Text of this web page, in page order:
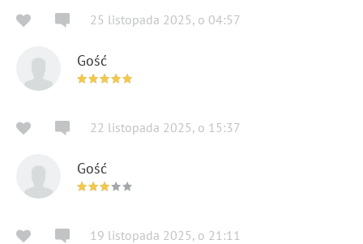
25 listopada 2025, o 04:57
Gość
22 listopada 2025, o 15:37
Gość
19 listopada 2025, o 21:11